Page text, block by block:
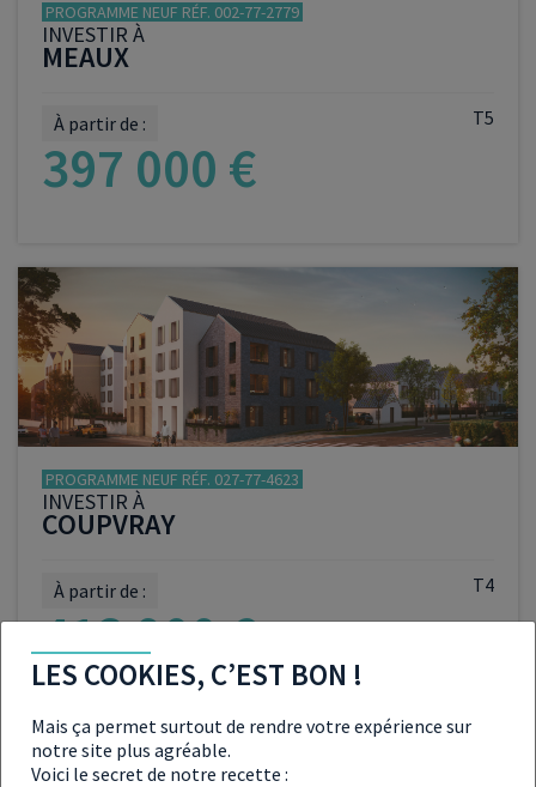
PROGRAMME NEUF RÉF. 002-77-2779
INVESTIR À
MEAUX
T5
À partir de :
397 000 €
PROGRAMME NEUF RÉF. 027-77-4623
INVESTIR À
COUPVRAY
T4
À partir de :
413 900 €
VOIR LE PROGRAMME
LES COOKIES, C’EST BON !
Mais ça permet surtout de rendre votre expérience sur
notre site plus agréable.
Voici le secret de notre recette :